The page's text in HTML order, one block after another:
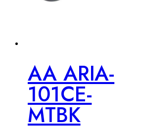
AA ARIA-
101CE-
MTBK